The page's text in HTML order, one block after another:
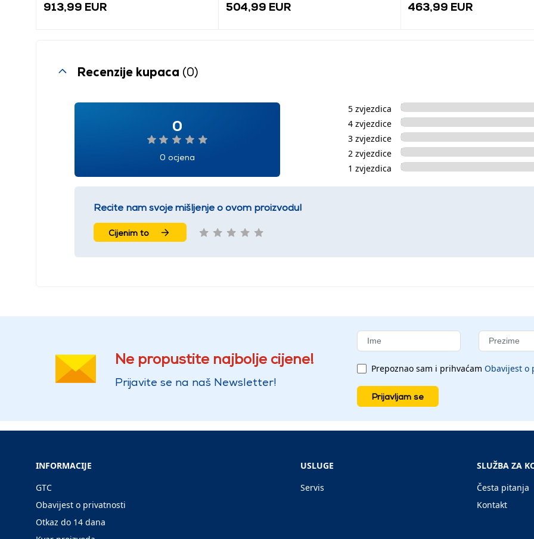
913,99 EUR 504,99 EUR 463,99 EUR
Recenzije kupaca (0)
0
0 ocjena
5 zvjezdica
4 zvjezdice
3 zvjezdice
2 zvjezdice
1 zvjezdica
Recite nam svoje mišljenje o ovom proizvodu!
Cijenim to
Ne propustite najbolje cijene!
Prijavite se na naš Newsletter!
Prepoznao sam i prihvaćam Obavijest o
Prijavljam se
INFORMACIJE
GTC
Obavijest o privatnosti
Otkaz do 14 dana
USLUGE
Servis
SLUŽBA ZA
Česta pitanja
Kontakt